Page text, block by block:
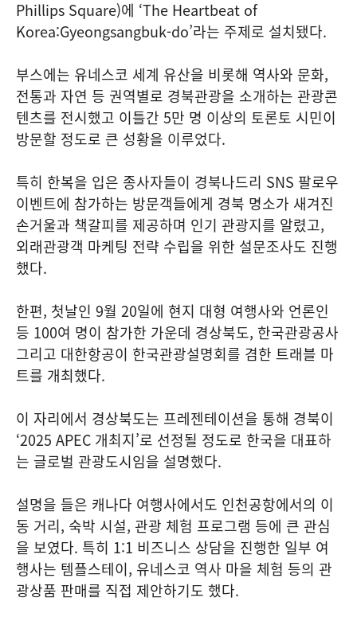
Phillips Square)에 ‘The Heartbeat of
Korea:Gyeongsangbuk-do’라는 주제로 설치됐다.
부스에는 유네스코 세계 유산을 비롯해 역사와 문화,
전통과 자연 등 권역별로 경북관광을 소개하는 관광콘
텐츠를 전시했고 이틀간 5만 명 이상의 토론토 시민이
방문할 정도로 큰 성황을 이루었다.
특히 한복을 입은 종사자들이 경북나드리 SNS 팔로우
이벤트에 참가하는 방문객들에게 경북 명소가 새겨진
손거울과 책갈피를 제공하며 인기 관광지를 알렸고,
외래관광객 마케팅 전략 수립을 위한 설문조사도 진행
했다.
한편, 첫날인 9월 20일에 현지 대형 여행사와 언론인
등 100여 명이 참가한 가운데 경상북도, 한국관광공사
그리고 대한항공이 한국관광설명회를 겸한 트래블 마
트를 개최했다.
이 자리에서 경상북도는 프레젠테이션을 통해 경북이
‘2025 APEC 개최지’로 선정될 정도로 한국을 대표하
는 글로벌 관광도시임을 설명했다.
설명을 들은 캐나다 여행사에서도 인천공항에서의 이
동 거리, 숙박 시설, 관광 체험 프로그램 등에 큰 관심
을 보였다. 특히 1:1 비즈니스 상담을 진행한 일부 여
행사는 템플스테이, 유네스코 역사 마을 체험 등의 관
광상품 판매를 직접 제안하기도 했다.